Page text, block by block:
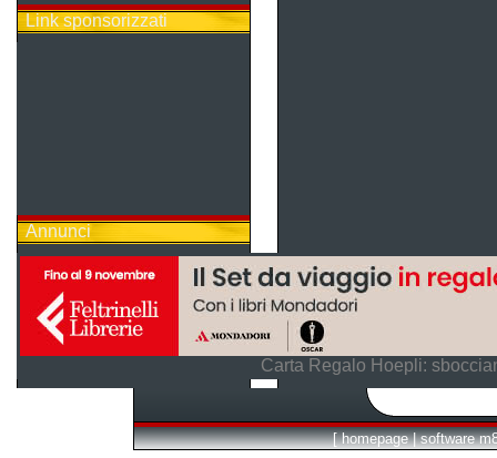
Link sponsorizzati
Annunci
Carta Regalo Hoepli:
[ homepage | software